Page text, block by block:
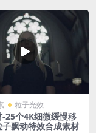
粒子光效
25个4K细微缓慢移
飘动特效合成素材